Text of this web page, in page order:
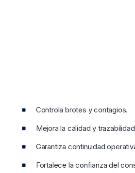
Controla brotes y contagios.
Mejora la calidad y
Garantiza continuidad
Fortalece la confianza del